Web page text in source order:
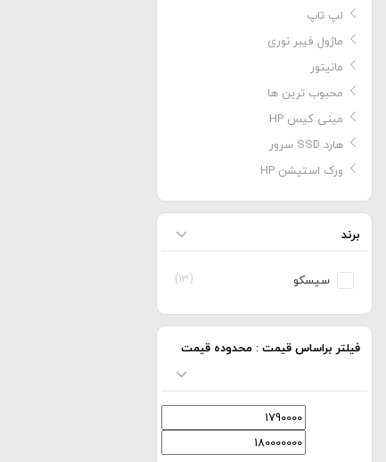
لپ تاپ
ماژول فیبر نوری
مانیتور
محبوب ترین ها
مینی کیس HP
هارد SSD سرور
ورک استیشن HP
برند
سیسکو (13)
فیلتر براساس قیمت : محدوده قیمت
حداقل
قیمت